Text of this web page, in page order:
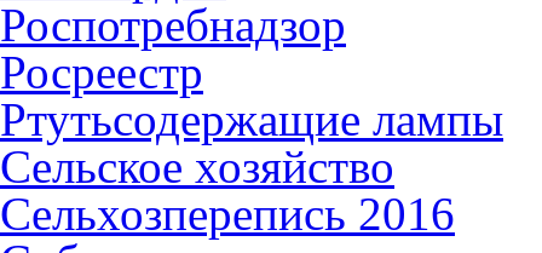
Роспотребнадзор
Росреестр
Ртутьсодержащие лампы
Сельское хозяйство
Сельхозперепись 2016